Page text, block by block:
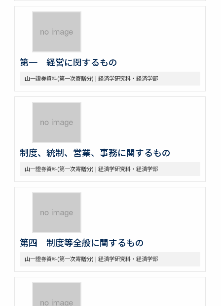
第一 経営に関するもの
山一證券資料(第一次寄贈分) | 経済学研究科・経済学部
制度、統制、営業、事務に関するもの
山一證券資料(第一次寄贈分) | 経済学研究科・経済学部
第四 制度等全般に関するもの
山一證券資料(第一次寄贈分) | 経済学研究科・経済学部